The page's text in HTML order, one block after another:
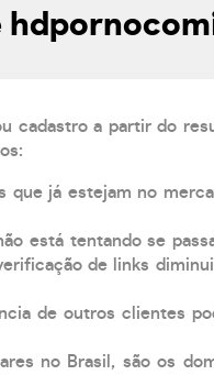
cadastro a partir do
que já estejam no
está tentando se
de links
de outros clientes
no Brasil, são os